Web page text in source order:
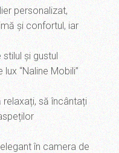
personalizat,
și confortul, iar
și gustul
“Naline Mobili”
să încântați
în camera de